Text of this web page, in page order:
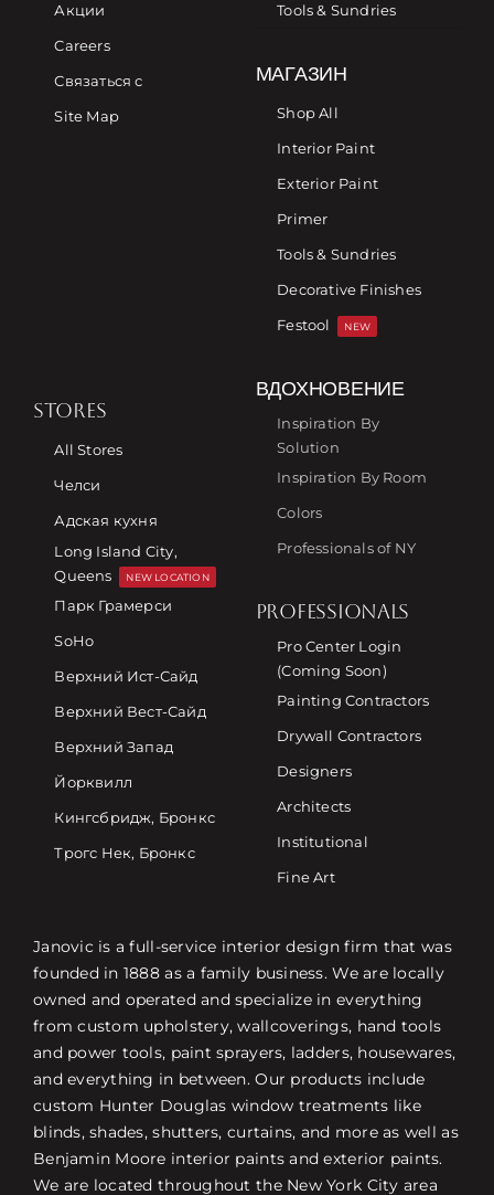
Акции
Careers
Связаться с
Site Map
Tools & Sundries
МАГАЗИН
Shop All
Interior Paint
Exterior Paint
Primer
Tools & Sundries
Decorative Finishes
Festool
NEW
STORES
All Stores
Челси
Адская кухня
Long Island City,
Queens
NEW LOCATION
Парк Грамерси
SoHo
Верхний Ист-Сайд
Верхний Вест-Сайд
Верхний Запад
Йорквилл
Кингсбридж, Бронкс
Трогс Нек, Бронкс
ВДОХНОВЕНИЕ
Inspiration By
Solution
Inspiration By Room
Colors
Professionals of NY
PROFESSIONALS
Pro Center Login
(Coming Soon)
Painting Contractors
Drywall Contractors
Designers
Architects
Institutional
Fine Art
Janovic is a full-service interior design firm that was
founded in 1888 as a family business. We are locally
owned and operated and specialize in everything
from custom upholstery, wallcoverings, hand tools
and power tools, paint sprayers, ladders, housewares,
and everything in between. Our products include
custom Hunter Douglas window treatments like
blinds, shades, shutters, curtains, and more as well as
Benjamin Moore interior paints and exterior paints.
We are located throughout the New York City area